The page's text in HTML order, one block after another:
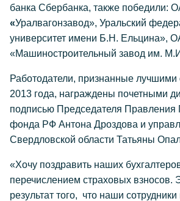
банка Сбербанка, также победили:
«Уралвагонзавод», Уральский
университет имени Б.Н. Ельцина»,
«Машиностроительный завод им.
Работодатели, признанные лучшими
2013 года, награждены почетными
подписью Председателя Правления
фонда РФ Антона Дроздова и
Свердловской области Татьяны
«Хочу поздравить наших
перечислением страховых взносов.
результат того, что наши